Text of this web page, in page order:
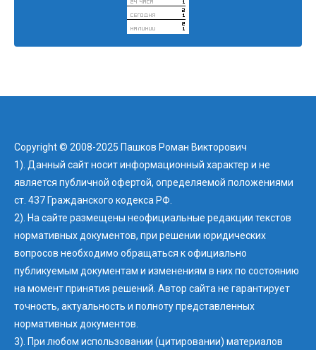
Copyright © 2008-2025 Пашков Роман Викторович
1). Данный сайт носит информационный характер и не
является публичной офертой, определяемой положениями
ст. 437 Гражданского кодекса РФ.
2). На сайте размещены неофициальные редакции текстов
нормативных документов, при решении юридических
вопросов необходимо обращаться к официально
публикуемым документам и изменениям в них по состоянию
на момент принятия решений. Автор сайта не гарантирует
точность, актуальность и полноту представленных
нормативных документов.
3). При любом использовании (цитировании) материалов